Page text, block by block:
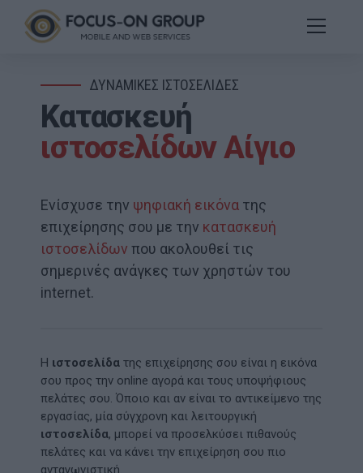
ΔΥΝΑΜΙΚΕΣ ΙΣΤΟΣΕΛΙΔΕΣ
Κατασκευή
ιστοσελίδων Αίγιο
Ενίσχυσε την ψηφιακή εικόνα της
επιχείρησης σου με την κατασκευή
ιστοσελίδων που ακολουθεί τις
σημερινές ανάγκες των χρηστών του
internet.
Η ιστοσελίδα της επιχείρησης σου είναι η εικόνα
σου προς την online αγορά και τους υποψήφιους
πελάτες σου. Όποιο και αν είναι το αντικείμενο της
εργασίας, μία σύγχρονη και λειτουργική
ιστοσελίδα, μπορεί να προσελκύσει πιθανούς
πελάτες και να κάνει την επιχείρηση σου πιο
ανταγωνιστική.